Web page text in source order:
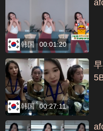
韩国 00:01:20
韩国 00:27:11